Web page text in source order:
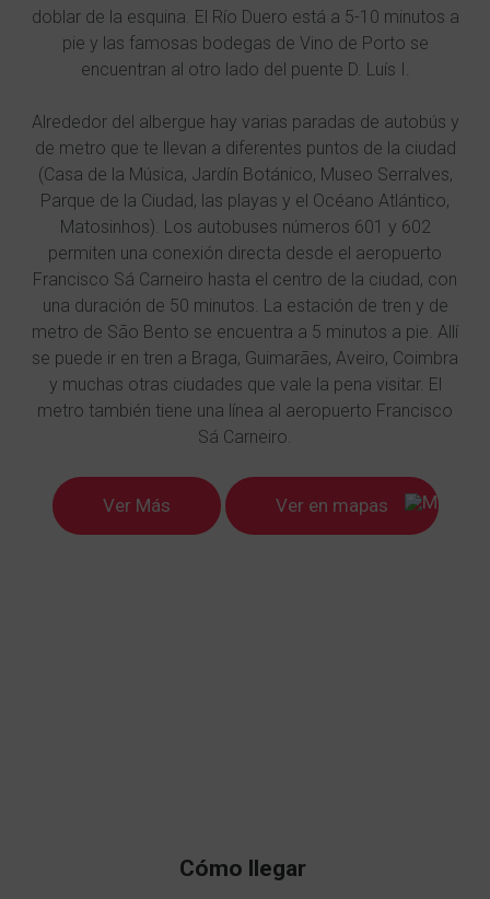
doblar de la esquina. El Río Duero está a 5-10 minutos a
pie y las famosas bodegas de Vino de Porto se
encuentran al otro lado del puente D. Luís I.
Alrededor del albergue hay varias paradas de autobús y
de metro que te llevan a diferentes puntos de la ciudad
(Casa de la Música, Jardín Botánico, Museo Serralves,
Parque de la Ciudad, las playas y el Océano Atlántico,
Matosinhos). Los autobuses números 601 y 602
permiten una conexión directa desde el aeropuerto
Francisco Sá Carneiro hasta el centro de la ciudad, con
una duración de 50 minutos. La estación de tren y de
metro de São Bento se encuentra a 5 minutos a pie. Allí
se puede ir en tren a Braga, Guimarães, Aveiro, Coimbra
y muchas otras ciudades que vale la pena visitar. El
metro también tiene una línea al aeropuerto Francisco
Sá Carneiro.
Ver Más Ver en mapas
Cómo llegar